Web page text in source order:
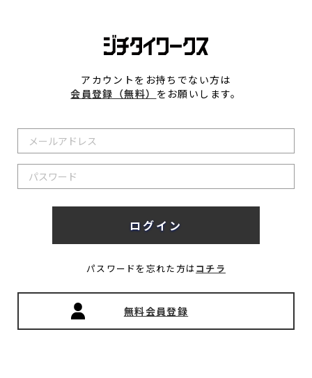
アカウントをお持ちでない方は
会員登録（無料） をお願いします。
パスワードを忘れた方はコチラ
無料会員登録